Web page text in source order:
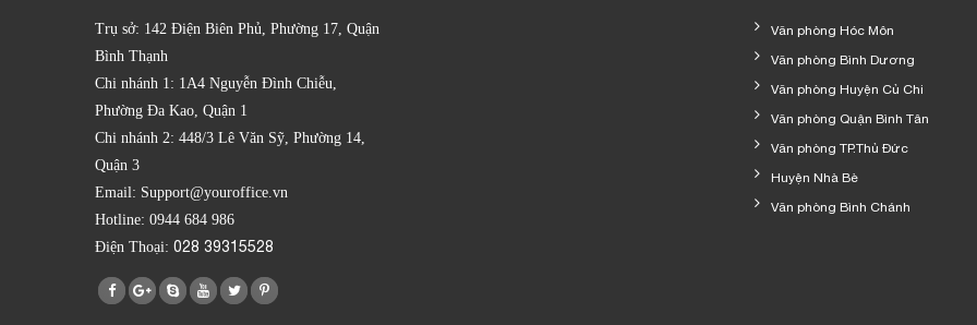
Trụ sở: 142 Điện Biên Phủ, Phường 17, Quận
Bình Thạnh
Chi nhánh 1: 1A4 Nguyễn Đình Chiễu,
Phường Đa Kao, Quận 1
Chi nhánh 2: 448/3 Lê Văn Sỹ, Phường 14,
Quận 3
Email: Support@youroffice.vn
Hotline: 0944 684 986
Điện Thoại: 028 39315528
Văn phòng Hóc Môn
Văn phòng Bình Dương
Văn phòng Huyện Củ Chi
Văn phòng Quận Bình Tân
Văn phòng TP.Thủ Đức
Huyện Nhà Bè
Văn phòng Bình Chánh